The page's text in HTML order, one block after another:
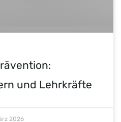
und Lehrkräfte
2026